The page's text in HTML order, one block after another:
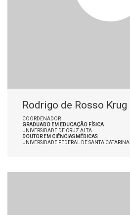
Rodrigo de Rosso Krug
COORDENADOR
GRADUADO EM EDUCAÇÃO FÍSICA
UNIVERSIDADE DE CRUZ ALTA
DOUTOR EM CIÊNCIAS MÉDICAS
UNIVERSIDADE FEDERAL DE SANTA CATARINA